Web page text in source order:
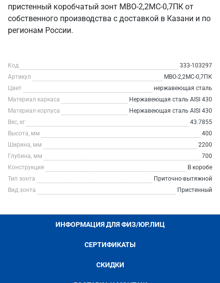
пристенный коробчатый зонт МВО-2,2МС-0,7ПК от
собственного производства с доставкой в Казани и по
регионам России.
Код
333-103297
Артикул
МВО-2,2МС-0,7ПК
Цвет
нержавеющая сталь
Материал каркаса
Нержавеющая сталь AISI 430
Материал корпуса
Нержавеющая сталь AISI 430
Вес, кг
43.7855
Высота, мм
400
Ширина, мм
2200
Глубина, мм
700
Конструкция
В коробе
Тип зонта
Приточно-вытяжной
Вид зонта
Пристенный
ИНФОРМАЦИЯ ДЛЯ ФИЗ/ЮР.ЛИЦ
СЕРТИФИКАТЫ
СКИДКИ